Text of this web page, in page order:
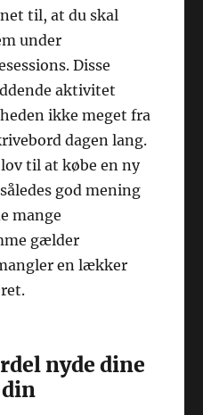
til, at du skal
under
Disse
aktivitet
ikke meget fra
dagen lang.
til at købe en ny
god mening
mange
gælder
en lækker
nyde dine